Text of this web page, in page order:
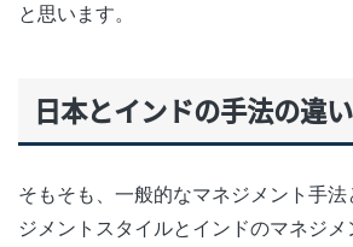
と思います。
日本とインドの手法の違い
そもそも、一般的なマネジメント手
ジメントスタイルとインドのマネジ